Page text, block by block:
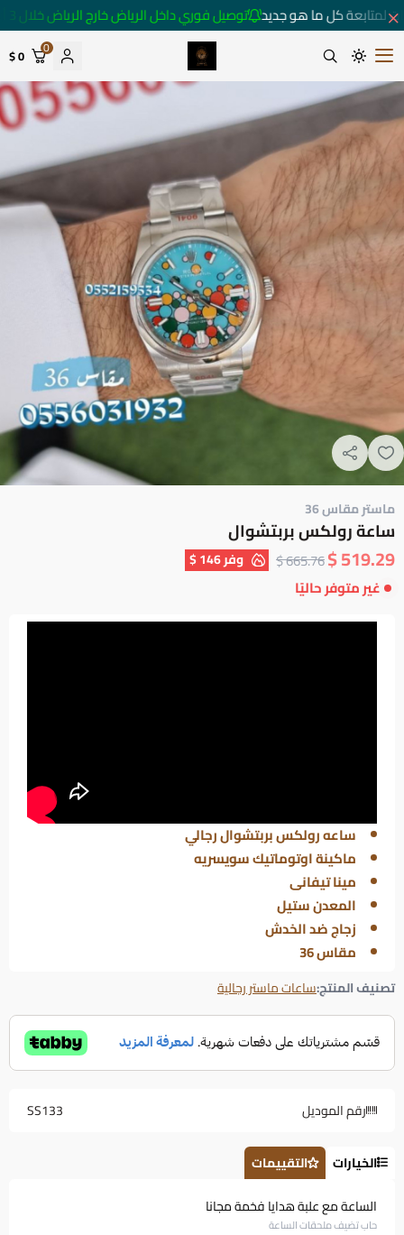
لمتابعة كل ما هو جديد توصيل فوري داخل الرياض خارج الرياض خلال 3 أيام 🚚
متجر ساعات رومانس
0
0 $
ماستر مقاس 36
ساعة رولكس بربتشوال
519.29 $
665.76 $ وفر146 $
غير متوفر حاليًا
ساعه رولكس بربتشوال رجالي
ماكينة اوتوماتيك سويسريه
مينا تيفانى
المعدن ستيل
زجاج ضد الخدش
مقاس 36
تصنيف المنتج:ساعات ماستر رجالية
رقم الموديل SS133
الخيارات
التقييمات
الساعة مع علبة هدايا فخمة مجانا
حاب تضيف ملحقات الساعة